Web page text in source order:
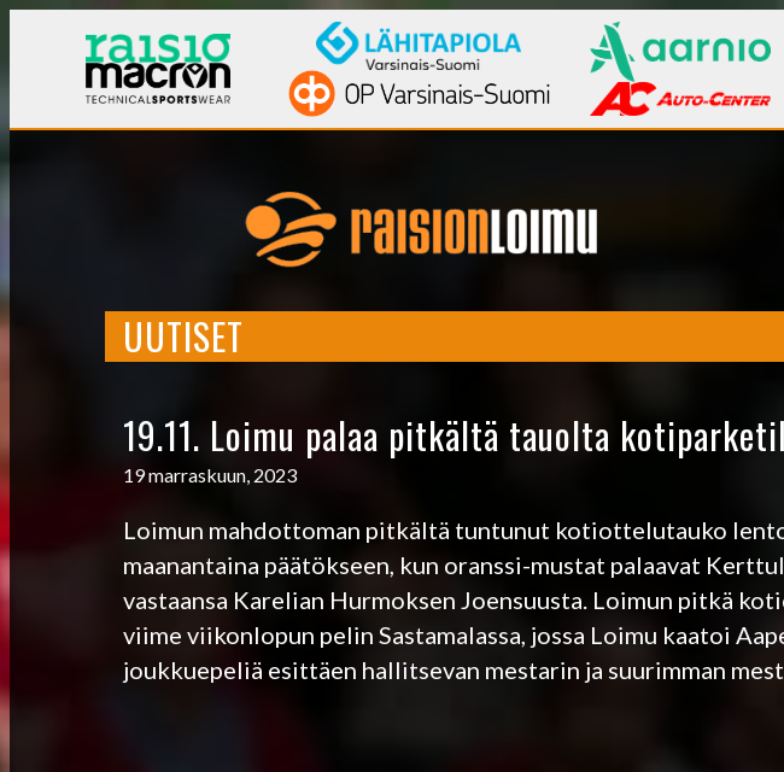
UUTISET
19.11. Loimu palaa pitkältä tauolta
19 marraskuun, 2023
Loimun mahdottoman pitkältä tuntunut kotiottelutauko
maanantaina päätökseen, kun oranssi-mustat palaavat
vastaansa Karelian Hurmoksen Joensuusta. Loimun pitkä
viime viikonlopun pelin Sastamalassa, jossa Loimu kaatoi
joukkuepeliä esittäen hallitsevan mestarin ja suurimman